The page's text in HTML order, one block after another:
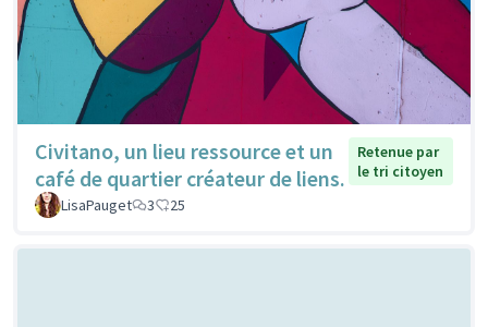
Civitano, un lieu ressource et un
café de quartier créateur de liens.
Retenue par
le tri citoyen
LisaPauget
3 25